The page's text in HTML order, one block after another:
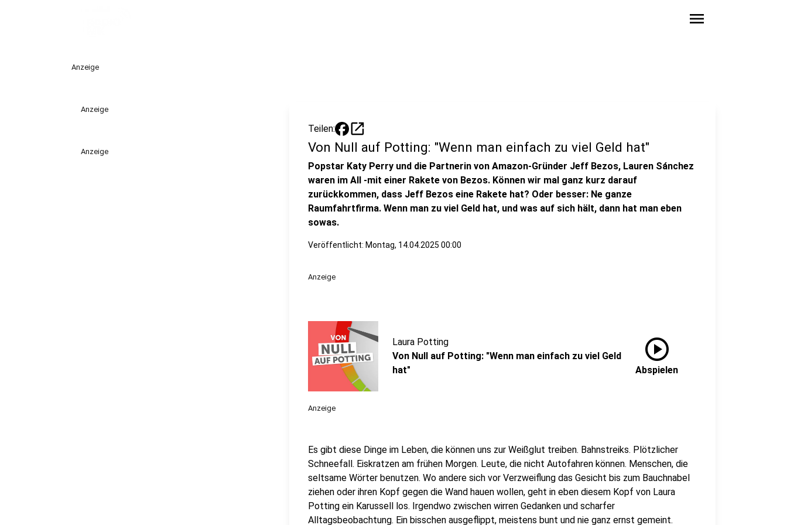
menu
Anzeige
Anzeige
Anzeige
Teilen: open_in_new
Von Null auf Potting: "Wenn man einfach zu viel Geld hat"
Popstar Katy Perry und die Partnerin von Amazon-Gründer Jeff Bezos, Lauren Sánchez
waren im All -mit einer Rakete von Bezos. Können wir mal ganz kurz darauf
zurückkommen, dass Jeff Bezos eine Rakete hat? Oder besser: Ne ganze
Raumfahrtfirma. Wenn man zu viel Geld hat, und was auf sich hält, dann hat man eben
sowas.
Veröffentlicht: Montag, 14.04.2025 00:00
Anzeige
Laura Potting
Von Null auf Potting: "Wenn man einfach zu viel Geld
hat"
play_circle
Abspielen
Anzeige
Es gibt diese Dinge im Leben, die können uns zur Weißglut treiben. Bahnstreiks. Plötzlicher
Schneefall. Eiskratzen am frühen Morgen. Leute, die nicht Autofahren können. Menschen, die
seltsame Wörter benutzen. Wo andere sich vor Verzweiflung das Gesicht bis zum Bauchnabel
ziehen oder ihren Kopf gegen die Wand hauen wollen, geht in eben diesem Kopf von Laura
Potting ein Karussell los. Irgendwo zwischen wirren Gedanken und scharfer
Alltagsbeobachtung. Ein bisschen ausgeflippt, meistens bunt und nie ganz ernst gemeint.